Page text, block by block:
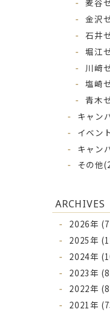
麦谷
金沢
石井
堀江
川﨑
塩崎
青木
キャン
イベン
キャン
その他
ARCHIVES
2026年
2025年
2024年
2023年
2022年
2021年